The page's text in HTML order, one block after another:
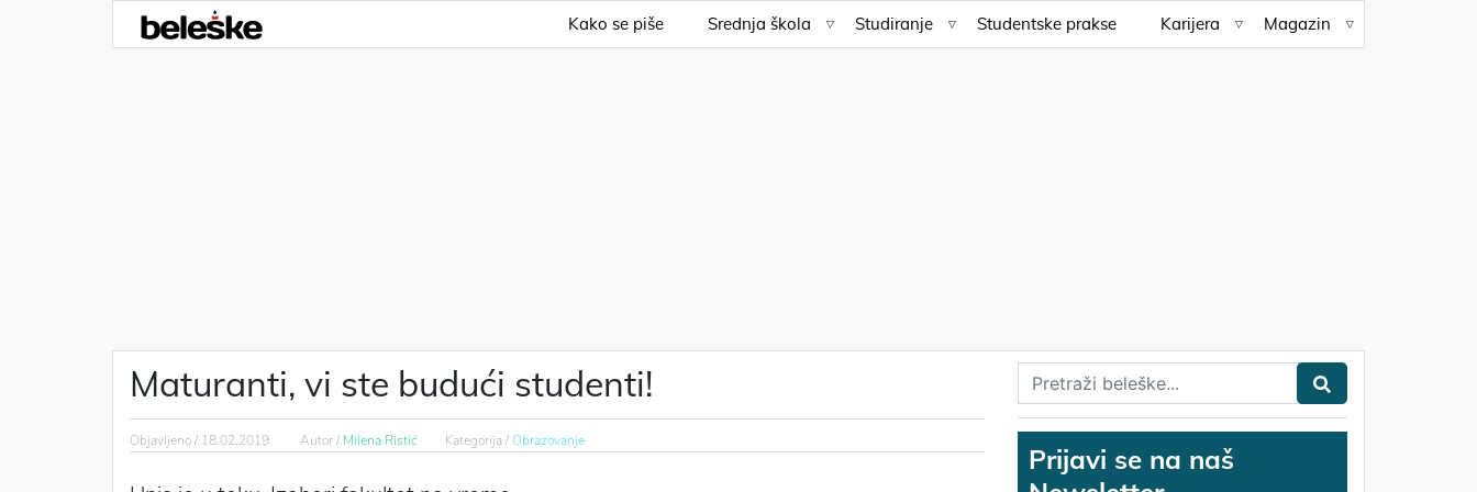
Kako se piše Srednja škola Studiranje Studentske prakse Karijera Magazin
Maturanti, vi ste budući studenti!
Objavljeno / 18.02.2019. Autor / Milena Ristić Kategorija /Obrazovanje
Prijavi se na naš